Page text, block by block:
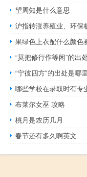
望周知是什么意思
沪指转涨养殖业、环保
果绿色上衣配什么颜色
“莫把修行作等闲”的出
“宁彼四方”的出处是哪里
哪些学校在录取时有专
布莱尔女巫 攻略
桃月是农历几月
春节还有多久啊英文